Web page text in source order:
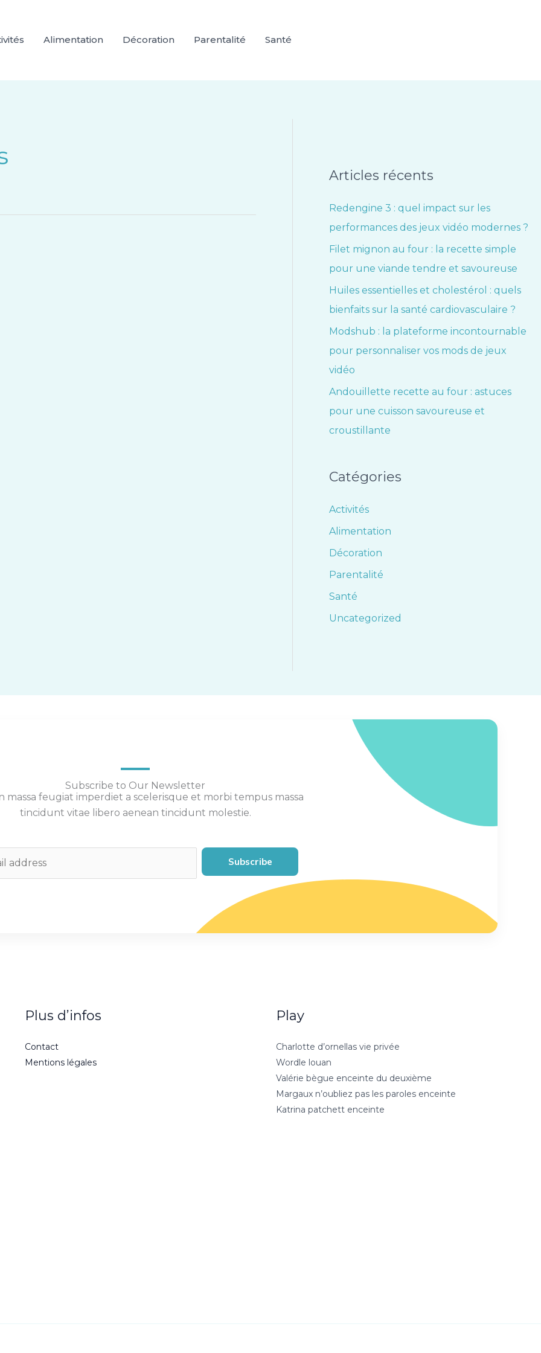
Alimentation Décoration Parentalité Santé
Articles récents
Redengine 3 : quel impact sur les
performances des jeux vidéo modernes ?
Filet mignon au four : la recette simple
pour une viande tendre et savoureuse
Huiles essentielles et cholestérol : quels
bienfaits sur la santé cardiovasculaire ?
Modshub : la plateforme incontournable
pour personnaliser vos mods de jeux
vidéo
Andouillette recette au four : astuces
pour une cuisson savoureuse et
croustillante
Catégories
Activités
Alimentation
Décoration
Parentalité
Santé
Uncategorized
Subscribe to Our Newsletter
massa feugiat imperdiet a scelerisque et morbi tempus massa
tincidunt vitae libero aenean tincidunt molestie.
Subscribe
Plus d’infos
Contact
Mentions légales
Play
Charlotte d’ornellas vie privée
Wordle louan
Valérie bègue enceinte du deuxième
Margaux n’oubliez pas les paroles enceinte
Katrina patchett enceinte